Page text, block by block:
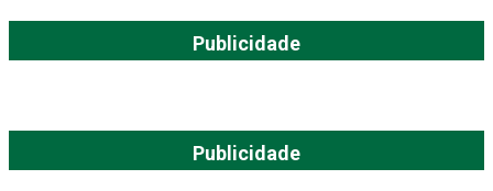
Publicidade
Publicidade